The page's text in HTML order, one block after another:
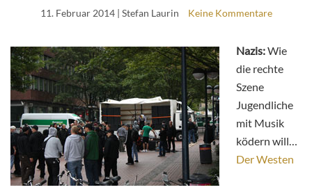
11. Februar 2014| Stefan Laurin Keine Kommentare
Nazis:Wie
die rechte
Szene
Jugendliche
mit Musik
ködern will…
Der Westen